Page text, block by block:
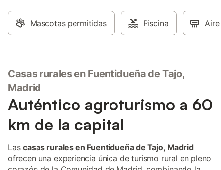
Mascotas permitidas Piscina
Casas rurales en Fuentidueña de Tajo,
Madrid
Auténtico agroturismo a 60
km de la capital
Lascasas rurales en Fuentidueña de Tajo, Madrid
ofrecen una experiencia única de turismo rural en pleno